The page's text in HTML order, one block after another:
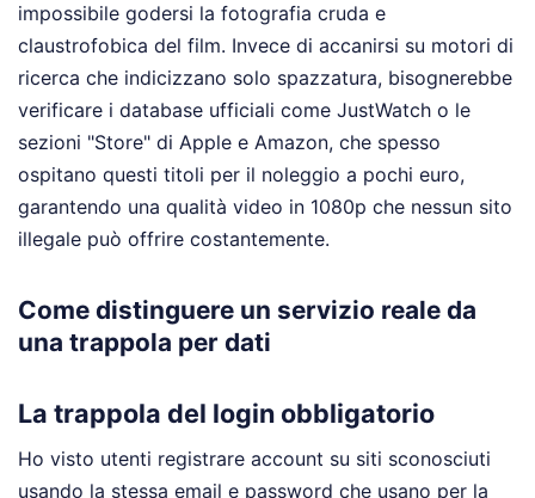
impossibile godersi la fotografia cruda e
claustrofobica del film. Invece di accanirsi su motori di
ricerca che indicizzano solo spazzatura, bisognerebbe
verificare i database ufficiali come JustWatch o le
sezioni "Store" di Apple e Amazon, che spesso
ospitano questi titoli per il noleggio a pochi euro,
garantendo una qualità video in 1080p che nessun sito
illegale può offrire costantemente.
Come distinguere un servizio reale da
una trappola per dati
La trappola del login obbligatorio
Ho visto utenti registrare account su siti sconosciuti
usando la stessa email e password che usano per la